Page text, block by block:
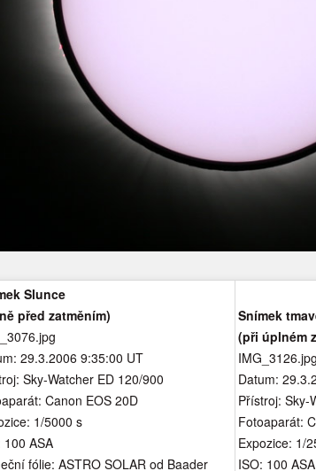
Slunce
před zatměním)
29.3.2006 9:35:00 UT
Sky-Watcher ED 120/900
Canon EOS 20D
1/5000 s
100 ASA
fólie: ASTRO SOLAR od Baader
Snímek
(při úplném
IMG_3126.jpg
Datum:
Přístroj: Sky-
Fotoaparát:
Expozice: 1/
ISO: 100 ASA